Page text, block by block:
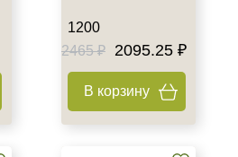
1200
2465 ₽
2095.25 ₽
В корзину